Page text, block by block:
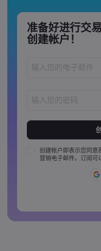
准备好进行交
创建帐户！
密码必须至少包含 1 个大
密码必须至少包含 1 个
密码必须包含
创建帐户即表示您同意
营销电子邮件。订阅可